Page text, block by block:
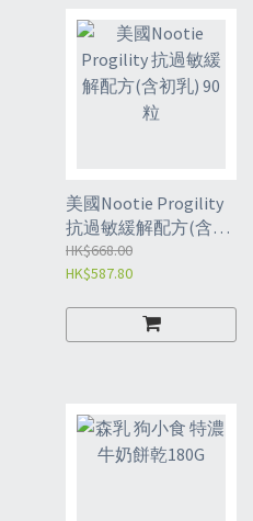
美國Nootie Progility
抗過敏緩解配方(含初
乳) 90粒
HK$668.00
HK$587.80